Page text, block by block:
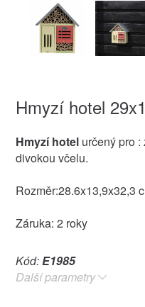
Hmyzí hotel
Hmyzí hotelurčený pro :
divokou včelu.
Rozměr:28.6x13,9x32,3
Záruka: 2 roky
Kód: E1985
Další parametry